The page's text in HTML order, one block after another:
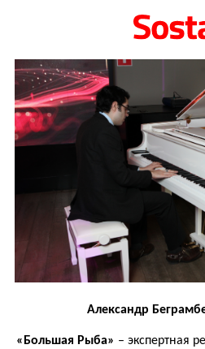
Александр
«Большая Рыба» – экспертная